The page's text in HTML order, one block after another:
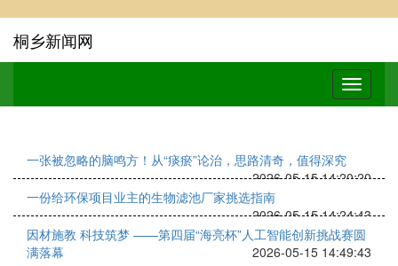
桐乡新闻网
一张被忽略的脑鸣方！从“痰瘀”论治，思路清奇，值得深究
2026-05-15 14:20:20
一份给环保项目业主的生物滤池厂家挑选指南
2026-05-15 14:24:43
因材施教 科技筑梦 ——第四届“海亮杯”人工智能创新挑战赛圆
满落幕
2026-05-15 14:49:43